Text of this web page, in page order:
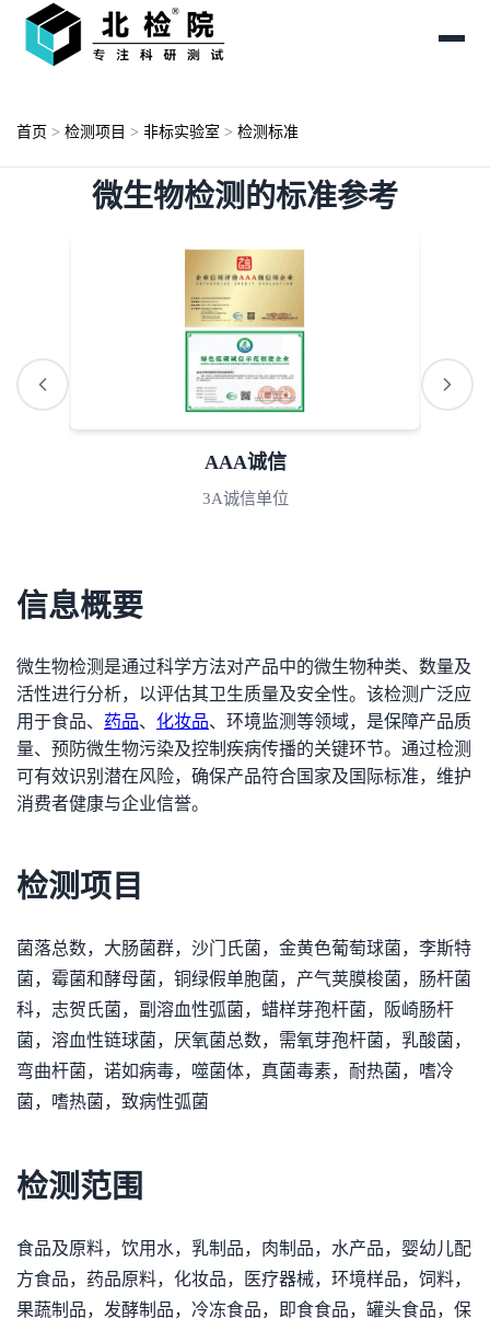
首页 > 检测项目 > 非标实验室 > 检测标准
微生物检测的标准参考
AAA诚信
3A诚信单位
信息概要
微生物检测是通过科学方法对产品中的微生物种类、数量及
活性进行分析，以评估其卫生质量及安全性。该检测广泛应
用于食品、 药品、 化妆品、环境监测等领域，是保障产品质
量、预防微生物污染及控制疾病传播的关键环节。通过检测
可有效识别潜在风险，确保产品符合国家及国际标准，维护
消费者健康与企业信誉。
检测项目
菌落总数，大肠菌群，沙门氏菌，金黄色葡萄球菌，李斯特
菌，霉菌和酵母菌，铜绿假单胞菌，产气荚膜梭菌，肠杆菌
科，志贺氏菌，副溶血性弧菌，蜡样芽孢杆菌，阪崎肠杆
菌，溶血性链球菌，厌氧菌总数，需氧芽孢杆菌，乳酸菌，
弯曲杆菌，诺如病毒，噬菌体，真菌毒素，耐热菌，嗜冷
菌，嗜热菌，致病性弧菌
检测范围
食品及原料，饮用水，乳制品，肉制品，水产品，婴幼儿配
方食品，药品原料，化妆品，医疗器械，环境样品，饲料，
果蔬制品，发酵制品，冷冻食品，即食食品，罐头食品，保